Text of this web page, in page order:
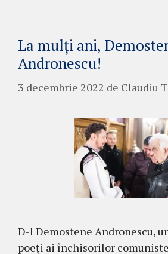
La mulți ani,
Andronescu!
3 decembrie 2022 de Claudiu
D-l Demostene Andronescu,
poeți ai închisorilor